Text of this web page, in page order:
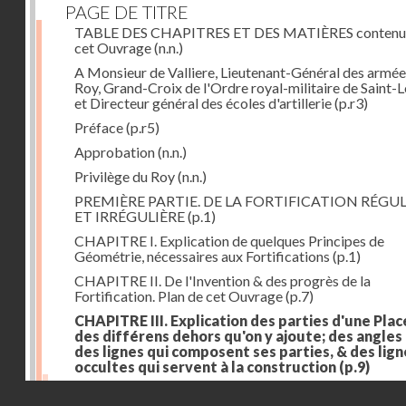
PAGE DE TITRE
TABLE DES CHAPITRES ET DES MATIÈRES
cet Ouvrage(n.n.)
A Monsieur de Valliere, Lieutenant-Général des
Roy, Grand-Croix de l'Ordre royal-militaire de Saint-
et Directeur général des écoles d'artillerie(p.r3)
Préface(p.r5)
Approbation(n.n.)
Privilège du Roy(n.n.)
PREMIÈRE PARTIE. DE LA FORTIFICATION
ET IRRÉGULIÈRE(p.1)
CHAPITRE I. Explication de quelques Principes de
Géométrie, nécessaires aux Fortifications (p.1)
CHAPITRE II. De l'Invention & des progrès de la
Fortification. Plan de cet Ouvrage(p.7)
CHAPITRE III. Explication des parties d'une
des différens dehors qu'on y ajoute; des angles
des lignes qui composent ses parties, & des
occultes qui servent à la construction (p.9)
Des lignes & des angles qui composent les parties